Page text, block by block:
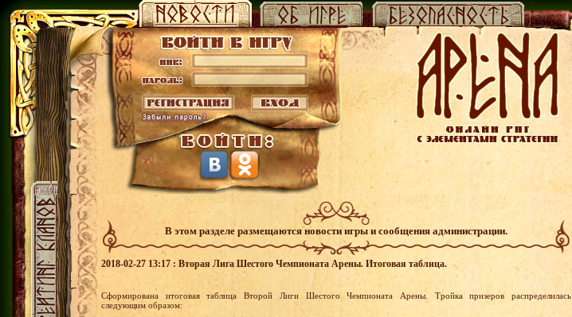
В этом разделе размещаются новости игры и сообщения администрации.
2018-02-27 13:17 : Вторая Лига Шестого Чемпионата Арены. Итоговая таблица.
Сформирована итоговая таблица Второй Лиги Шестого Чемпионата Арены. Тройка призеров распределилась
следующим образом: